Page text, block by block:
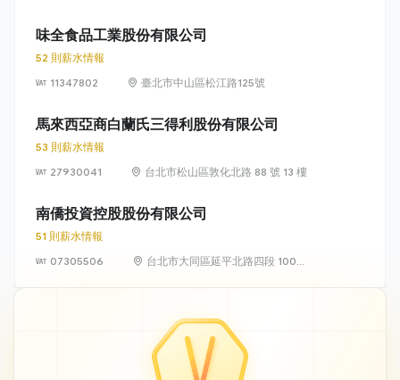
味全食品工業股份有限公司
52 則薪水情報
11347802
臺北市中山區松江路125號
馬來西亞商白蘭氏三得利股份有限公司
53 則薪水情報
27930041
台北市松山區敦化北路 88 號 13 樓
南僑投資控股股份有限公司
51 則薪水情報
07305506
台北市大同區延平北路四段 100